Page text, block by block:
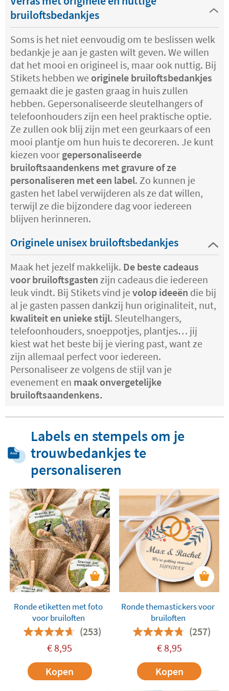
bruiloftsbedankjes
Soms is het niet eenvoudig om te beslissen welk
bedankje je aan je gasten wilt geven. We willen
dat het mooi en origineel is, maar ook nuttig. Bij
Stikets hebben we originele bruiloftsbedankjes
gemaakt die je gasten graag in huis zullen
hebben. Gepersonaliseerde sleutelhangers of
telefoonhouders zijn een heel praktische optie.
Ze zullen ook blij zijn met een geurkaars of een
mooi plantje om hun huis te decoreren. Je kunt
kiezen voor gepersonaliseerde
bruiloftsaandenkens met gravure of ze
personaliseren met een label. Zo kunnen je
gasten het label verwijderen als ze dat willen,
terwijl ze die bijzondere dag voor iedereen
blijven herinneren.
Originele unisex bruiloftsbedankjes
Maak het jezelf makkelijk. De beste cadeaus
voor bruiloftsgasten zijn cadeaus die iedereen
leuk vindt. Bij Stikets vind je volop ideeën die bij
al je gasten passen dankzij hun originaliteit, nut,
kwaliteit en unieke stijl. Sleutelhangers,
telefoonhouders, snoeppotjes, plantjes… jij
kiest wat het beste bij je viering past, want ze
zijn allemaal perfect voor iedereen.
Personaliseer ze volgens de stijl van je
evenement en maak onvergetelijke
bruiloftsaandenkens.
Labels en stempels om je
trouwbedankjes te
personaliseren
Ronde etiketten met foto
voor bruiloften
(253)
€8,95
Kopen
Ronde themastickers voor
bruiloften
(257)
€8,95
Kopen